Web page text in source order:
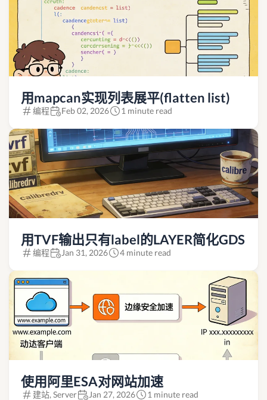
用mapcan实现列表展平(flatten list)
编程 Feb 02, 2026 1 minute read
用TVF输出只有label的LAYER简化GDS
编程 Jan 31, 2026 4 minute read
使用阿里ESA对网站加速
建站, Server Jan 27, 2026 1 minute read